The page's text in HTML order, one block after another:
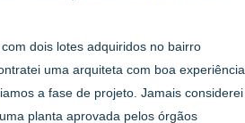
dois lotes adquiridos no bairro
uma arquiteta com boa experiência
a fase de projeto. Jamais considerei
planta aprovada pelos órgãos